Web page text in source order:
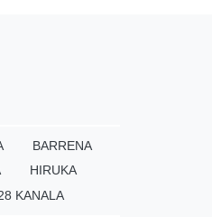
BARRENA
HIRUKA
KANALA